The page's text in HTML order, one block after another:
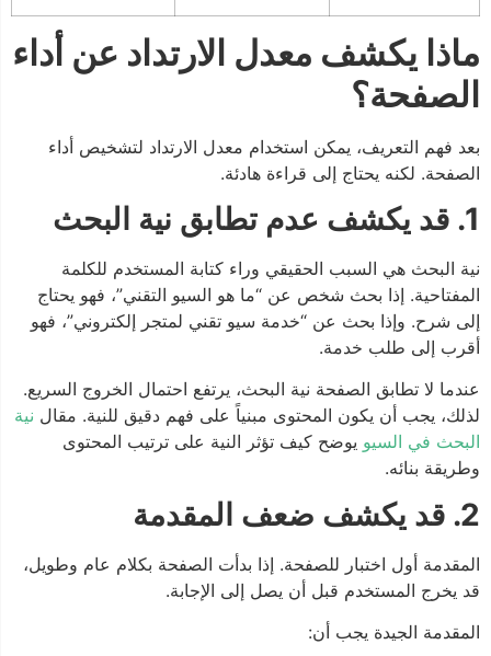
ماذا يكشف معدل الارتداد عن أداء
الصفحة؟
بعد فهم التعريف، يمكن استخدام معدل الارتداد لتشخيص أداء
الصفحة. لكنه يحتاج إلى قراءة هادئة.
1. قد يكشف عدم تطابق نية البحث
نية البحث هي السبب الحقيقي وراء كتابة المستخدم للكلمة
المفتاحية. إذا بحث شخص عن “ما هو السيو التقني”، فهو يحتاج
إلى شرح. وإذا بحث عن “خدمة سيو تقني لمتجر إلكتروني”، فهو
أقرب إلى طلب خدمة.
عندما لا تطابق الصفحة نية البحث، يرتفع احتمال الخروج السريع.
لذلك، يجب أن يكون المحتوى مبنياً على فهم دقيق للنية. مقال
نية
البحث في السيويوضح كيف تؤثر النية على ترتيب المحتوى
وطريقة بنائه.
2. قد يكشف ضعف المقدمة
المقدمة أول اختبار للصفحة. إذا بدأت الصفحة بكلام عام وطويل،
قد يخرج المستخدم قبل أن يصل إلى الإجابة.
المقدمة الجيدة يجب أن: